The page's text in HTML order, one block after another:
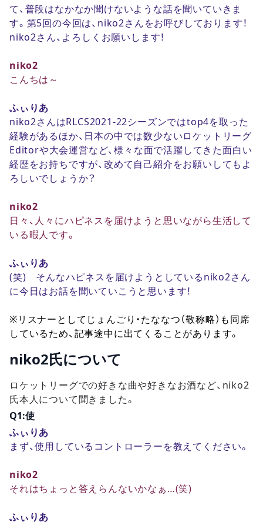
て、普段はなかなか聞けないような話を聞いていきま
す。第5回の今回は、niko2さんをお呼びしております！
niko2さん、よろしくお願いします！
niko2
こんちは～
ふぃりあ
niko2さんはRLCS2021-22シーズンではtop4を取った
経験があるほか、日本の中では数少ないロケットリーグ
Editorや大会運営など、様々な面で活躍してきた面白い
経歴をお持ちですが、改めて自己紹介をお願いしてもよ
ろしいでしょうか？
niko2
日々、人々にハピネスを届けようと思いながら生活して
いる暇人です。
ふぃりあ
(笑) そんなハピネスを届けようとしているniko2さん
に今日はお話を聞いていこうと思います！
※リスナーとしてじょんごり・たななつ（敬称略）も同席
しているため、記事途中に出てくることがあります。
niko2氏について
ロケットリーグでの好きな曲や好きなお酒など、niko2
氏本人について聞きました。
Q1:使
ふぃりあ
まず、使用しているコントローラーを教えてください。
niko2
それはちょっと答えらんないかなぁ…(笑)
ふぃりあ